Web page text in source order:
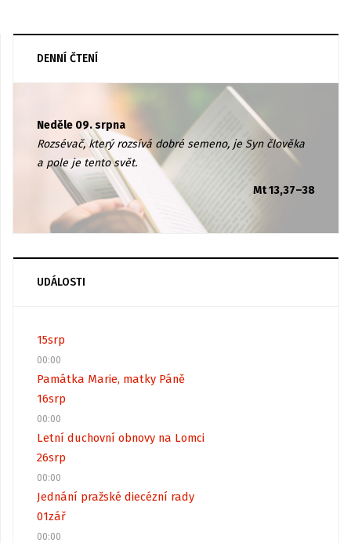
DENNÍ ČTENÍ
Neděle 09. srpna
Rozsévač, který rozsívá dobré semeno, je Syn člověka
a pole je tento svět.
Mt 13,37–38
UDÁLOSTI
15srp
00:00
Památka Marie, matky Páně
16srp
00:00
Letní duchovní obnovy na Lomci
26srp
00:00
Jednání pražské diecézní rady
01zář
00:00